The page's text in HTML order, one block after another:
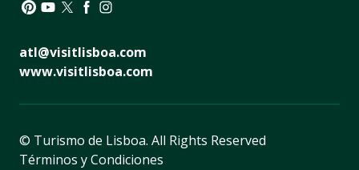
atl@visitlisboa.com
www.visitlisboa.com
© Turismo de Lisboa. All Rights Reserved
Términos y Condiciones